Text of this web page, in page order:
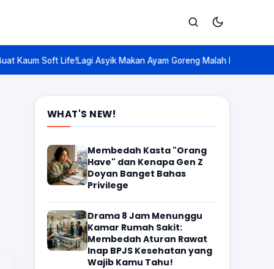
Makan Ayam Goreng Malah Mecahin Rumus 125 Tahun? Ini
WHAT'S NEW!
Membedah Kasta "Orang
Have" dan Kenapa Gen Z
Doyan Banget Bahas
Privilege
Drama 8 Jam Menunggu
Kamar Rumah Sakit:
Membedah Aturan Rawat
Inap BPJS Kesehatan yang
Wajib Kamu Tahu!